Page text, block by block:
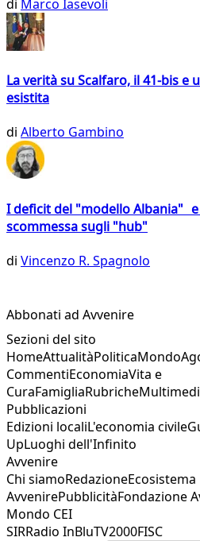
di Marco Iasevoli
La verità su Scalfaro, il 41-bis e
esistita
di Alberto Gambino
I deficit del "modello Albania"
scommessa sugli "hub"
di Vincenzo R. Spagnolo
Abbonati ad Avvenire
Sezioni del sito
HomeAttualitàPoliticaMondo
CommentiEconomiaVita e
CuraFamigliaRubriche
Pubblicazioni
Edizioni localiL'economia civile
UpLuoghi dell'Infinito
Avvenire
Chi siamoRedazioneEcosistema
AvvenirePubblicitàFondazione
Mondo CEI
SIRRadio InBluTV2000FISC